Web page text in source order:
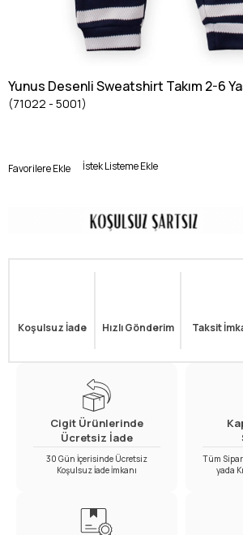
Yunus Desenli Sweatshirt Takım 2-6
(71022 - 5001)
Favorilere Ekle İstek Listeme Ekle
Koşulsuz İade Hızlı Gönderim Taksit
Cigit Ürünlerinde
Ücretsiz İade
30 Gün İçerisinde Ücretsiz
Koşulsuz İade İmkanı
Tüm
yada